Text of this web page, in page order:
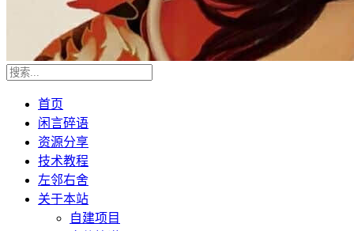
首页
闲言碎语
资源分享
技术教程
左邻右舍
关于本站
自建项目